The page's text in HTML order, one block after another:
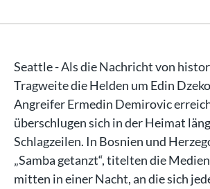
Seattle - Als die Nachricht von
Tragweite die Helden um Edin
Angreifer Ermedin Demirovic
überschlugen sich in der Heimat
Schlagzeilen. In Bosnien und
„Samba getanzt“, titelten die
mitten in einer Nacht, an die sich